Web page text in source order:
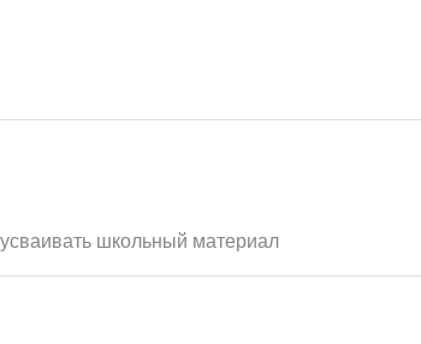
школьный материал